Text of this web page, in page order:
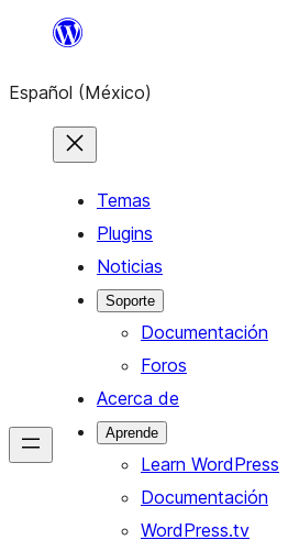
Saltar
contenido
Español (México)
Temas
Plugins
Noticias
Soporte
Documentación
Foros
Acerca de
Aprende
Learn WordPress
Documentación
WordPress.tv